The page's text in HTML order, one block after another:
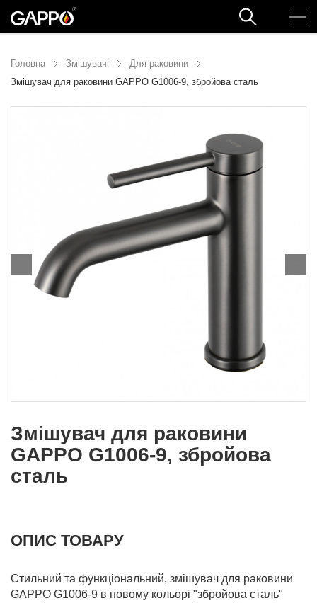
Головна Змішувачі
Для раковини
Змішувач для раковини GAPPO G1006-9, збройова сталь
Змішувач для раковини
GAPPO G1006-9, збройова
сталь
ОПИС ТОВАРУ
Стильний та функціональний, змішувач для раковини
GAPPO G1006-9 в новому кольорі "збройова сталь"